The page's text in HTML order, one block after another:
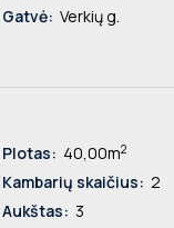
Gatvė: Verkių g.
Plotas: 40,00m2
Kambarių skaičius: 2
Aukštas: 3